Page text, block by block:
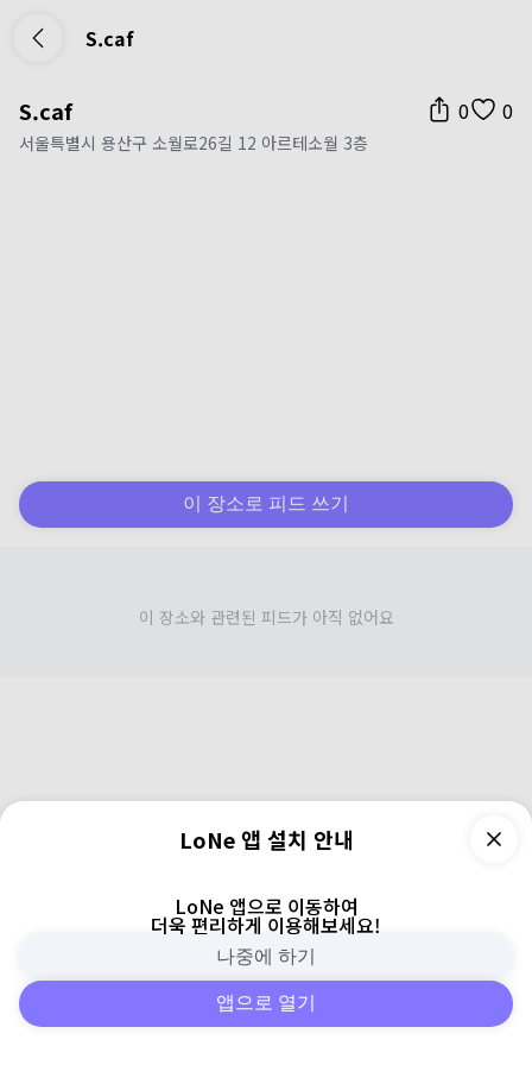
S.caf
S.caf 0 0
서울특별시 용산구 소월로26길 12 아르테소월 3층
이 장소로 피드 쓰기
이 장소와 관련된 피드가 아직 없어요
피드 주변 검색 로그인
LoNe 앱 설치 안내
LoNe 앱으로 이동하여
더욱 편리하게 이용해보세요!
나중에 하기
앱으로 열기